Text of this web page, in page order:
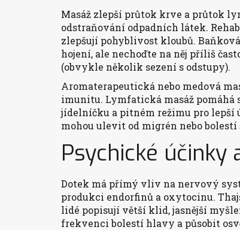
Masáž zlepší průtok krve a průtok
odstraňování odpadních látek.
zlepšují pohyblivost kloubů.
hojení, ale nechoďte na něj příliš
(obvykle několik sezení s odstupy).
Aromaterapeutická nebo medová
imunitu. Lymfatická masáž pomáhá
jídelníčku a pitném režimu pro lepší
mohou ulevit od migrén nebo
Psychické účinky
Dotek má přímý vliv na nervový
produkci endorfinů a oxytocinu.
lidé popisují větší klid, jasnější
frekvenci bolestí hlavy a působit